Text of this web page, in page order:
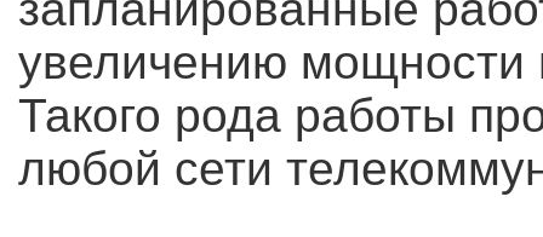
увеличению мощности
Такого рода работы
любой сети